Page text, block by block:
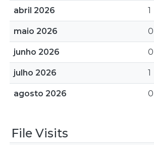
abril 2026 1
maio 2026 0
junho 2026 0
julho 2026 1
agosto 2026 0
File Visits